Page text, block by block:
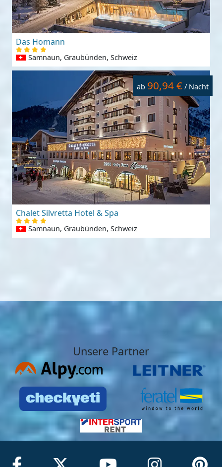
Das Homann
Samnaun, Graubünden, Schweiz
ab 90,94 € / Nacht
Chalet Silvretta Hotel & Spa
Samnaun, Graubünden, Schweiz
Unsere Partner